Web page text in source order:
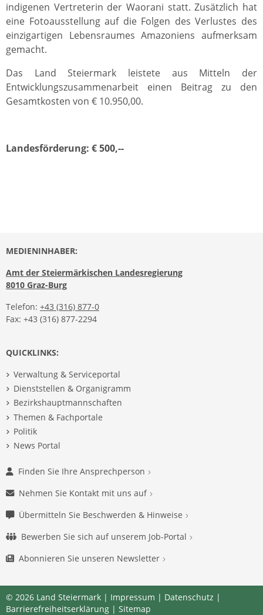
indigenen Vertreterin der Waorani statt. Zusätzlich hat
eine Fotoausstellung auf die Folgen des Verlustes des
einzigartigen Lebensraumes Amazoniens aufmerksam
gemacht.
Das Land Steiermark leistete aus Mitteln der
Entwicklungszusammenarbeit einen Beitrag zu den
Gesamtkosten von € 10.950,00.
Landesförderung: € 500,--
MEDIENINHABER:
Amt der Steiermärkischen Landesregierung
8010 Graz-Burg
Telefon: +43 (316) 877-0
Fax: +43 (316) 877-2294
QUICKLINKS:
Verwaltung & Serviceportal
Dienststellen & Organigramm
Bezirkshauptmannschaften
Themen & Fachportale
Politik
News Portal
Finden Sie Ihre Ansprechperson
Nehmen Sie Kontakt mit uns auf
Übermitteln Sie Beschwerden & Hinweise
Bewerben Sie sich auf unserem Job-Portal
Abonnieren Sie unseren Newsletter
© 2026 Land Steiermark | Impressum | Datenschutz |
Barrierefreiheitserklärung | Sitemap